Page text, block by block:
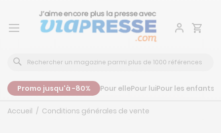
Aller
Promo jusqu'à -80% Pour ellePour luiPour les enfants
Accueil Conditions générales de vente